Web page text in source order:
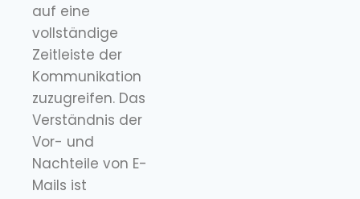
auf eine
vollständige
Zeitleiste der
Kommunikation
zuzugreifen. Das
Verständnis der
Vor- und
Nachteile von E-
Mails ist